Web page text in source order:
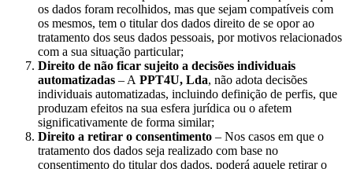
os dados foram recolhidos, mas que sejam compatíveis com
os mesmos, tem o titular dos dados direito de se opor ao
tratamento dos seus dados pessoais, por motivos relacionados
com a sua situação particular;
Direito de não ficar sujeito a decisões individuais
automatizadas – A PPT4U, Lda, não adota decisões
individuais automatizadas, incluindo definição de perfis, que
produzam efeitos na sua esfera jurídica ou o afetem
significativamente de forma similar;
Direito a retirar o consentimento – Nos casos em que o
tratamento dos dados seja realizado com base no
consentimento do titular dos dados, poderá aquele retirar o